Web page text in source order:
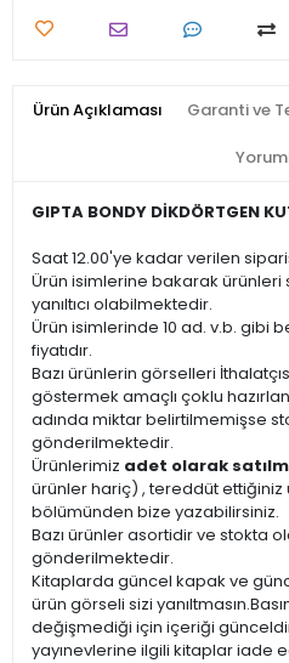
Ürün Açıklaması Garanti ve
GIPTA BONDY DİKDÖRTGEN
Saat 12.00'ye kadar verilen
Ürün isimlerine bakarak ürünleri
yanıltıcı olabilmektedir.
Ürün isimlerinde 10 ad. v.b. gibi
fiyatıdır.
Bazı ürünlerin görselleri
göstermek amaçlı çoklu
adında miktar belirtilmemişse
gönderilmektedir.
Ürünlerimiz adet olarak
ürünler hariç) , tereddüt ettiğiniz
bölümünden bize yazabilirsiniz.
Bazı ürünler asortidir ve stokta
gönderilmektedir.
Kitaplarda güncel kapak ve
ürün görseli sizi
değişmediği için içeriği
yayınevlerine ilgili kitaplar iade